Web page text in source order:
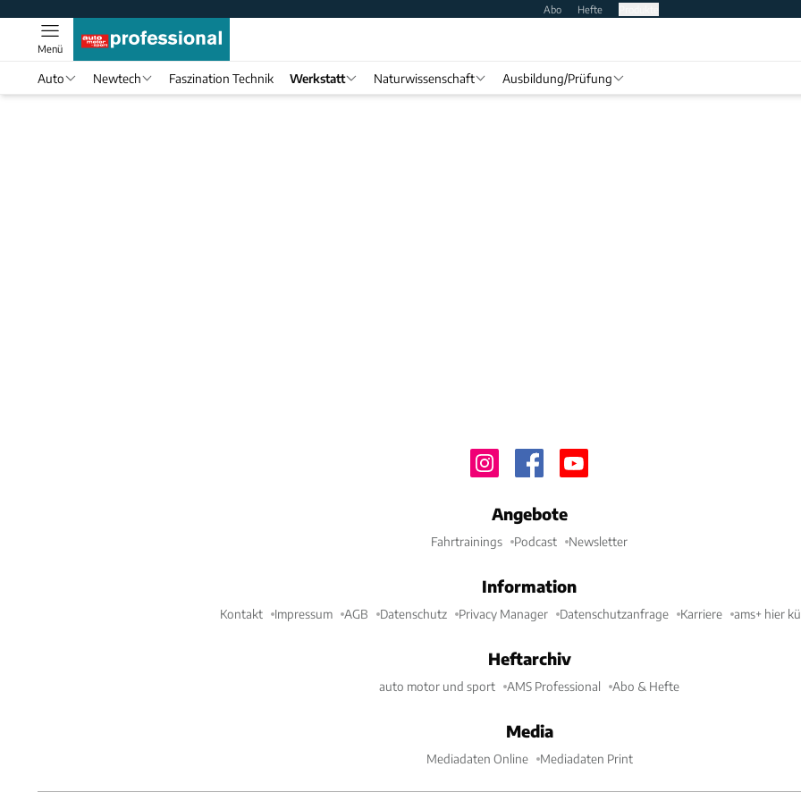
Abo Hefte
Menü
Auto Newtech Faszination Technik Werkstatt Naturwissenschaft Ausbildung/Prüfung
Angebote
Fahrtrainings Podcast Newsletter
Information
Kontakt Impressum AGB Datenschutz Privacy Manager Datenschutzanfrage Karriere ams+ hier
Heftarchiv
auto motor und sport AMS Professional Abo & Hefte
Media
Mediadaten Online Mediadaten Print